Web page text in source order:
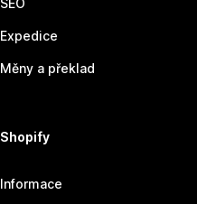
SEO
Expedice
Měny a překlad
Shopify
Informace